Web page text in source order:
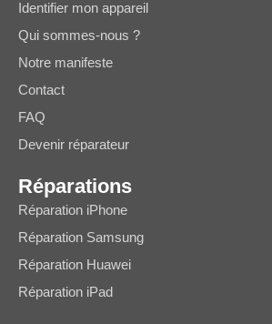
Identifier mon appareil
Qui sommes-nous ?
Notre manifeste
Contact
FAQ
Devenir réparateur
Réparations
Réparation iPhone
Réparation Samsung
Réparation Huawei
Réparation iPad